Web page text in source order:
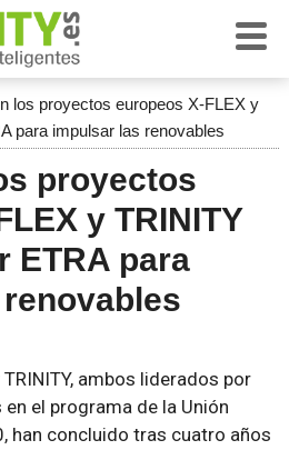
los proyectos europeos X-FLEX y
para impulsar las renovables
proyectos
y TRINITY
ETRA para
ambos liderados por
el programa de la Unión
han concluido tras cuatro años